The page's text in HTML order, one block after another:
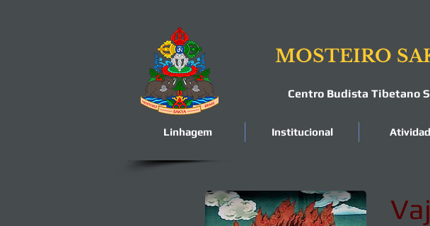
MOSTEIRO
Centro Budista Tibetano
Linhagem Institucional